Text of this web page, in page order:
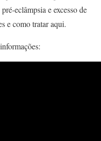
eclâmpsia e excesso de
e como tratar aqui.